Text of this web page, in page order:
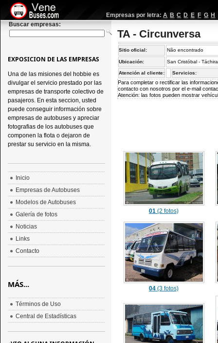
Empresas por letra: A B C D E F G H
Buscar empresas:
TA - Circunversa
Sitio oficial: Não encontrado
Ubicación: San Cristóbal -
Atención al cliente: Servicios:
Para completar o rectificar las
contacto con nosotros por el e-mail
Atención: las fotos pueden mostrar
01 (2 fotos)
04 (3 fotos)
EXPOSICION DE LAS EMPRESAS
Una de las misiones del hobbie es
divulgar el servicio prestado por las
empresas de transporte colectivo de
pasajeros. En esta seccion, usted
puede conseguir información sobre
empresas de autobuses y apreciar
fotografias de los autobuses que
componen la flota o dejaron de
prestar su servicio en la misma.
Inicio
Empresas de Autobuses
Modelos de Autobuses
Galería de fotos
Noticias
Links
Contacto
MÁS...
Términos de Uso
Central de Estadísticas